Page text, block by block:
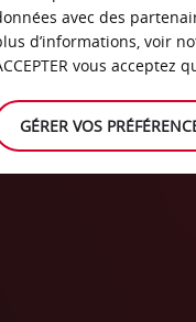
avec des
d’informations, voir
vous acceptez
GÉRER VOS